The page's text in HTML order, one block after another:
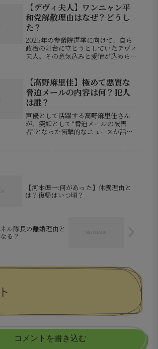
如スタメンを外れ、ベンチスタートと
なったのです。「え、テルどうし
た？」...
【デヴィ夫人】ワンニャン平
和党解散理由はなぜ？どうし
た？
2025年の参議院選挙に向けて、自ら
政治の舞台に立とうとしていたデヴィ
夫人。その意気込みと愛情が込められ
のではないでしょうか。この記事で
は、ワンニャン平和党が解散に至っ
た...
【高野麻里佳】極めて悪質な
脅迫メールの内容は何？犯人
は誰？
声優として活躍する高野麻里佳さん
が、突如として“脅迫メールの被害
者”となった衝撃的なニュースが話題
【河本準一:何があった】休養理由と
は？復帰はいつ頃？
ル隊長の離婚理由と
る？
コメントを書き込む